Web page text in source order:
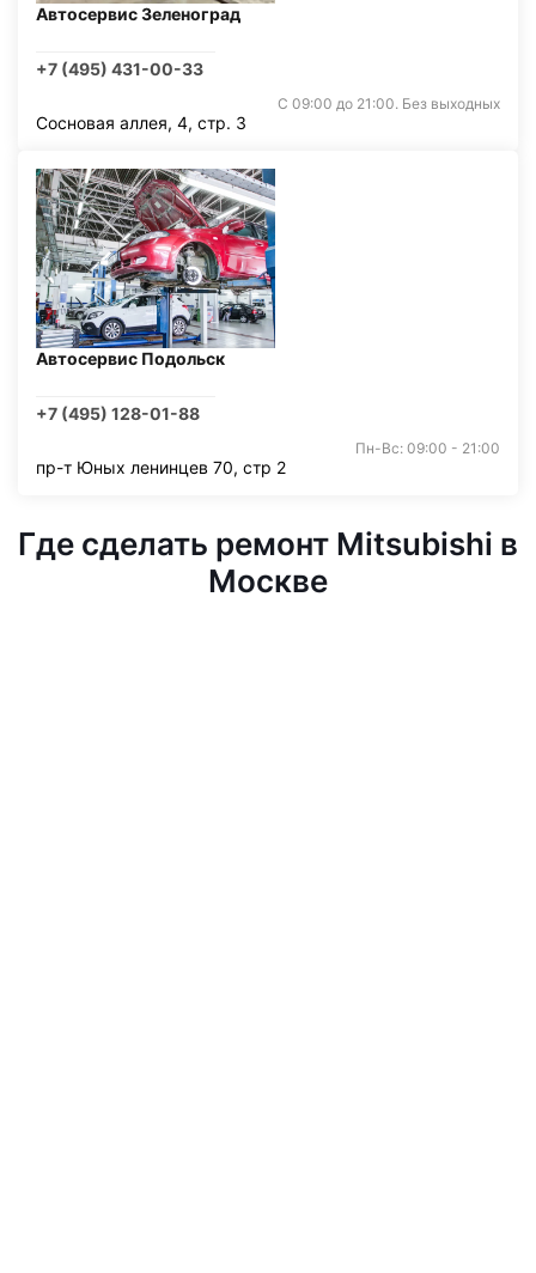
Автосервис Зеленоград
+7 (495) 431-00-33
С 09:00 до 21:00. Без выходных
Сосновая аллея, 4, стр. 3
Автосервис Подольск
+7 (495) 128-01-88
Пн-Вс: 09:00 - 21:00
пр-т Юных ленинцев 70, стр 2
Где сделать ремонт Mitsubishi в
Москве